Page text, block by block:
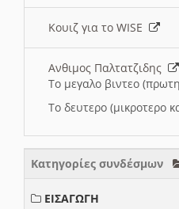
Κουιζ για το WISE
Ανθιμος Παλτατζιδης
Το μεγαλο βιντεο
Το δευτερο (μικροτερο
Κατηγορίες συνδέσμων
ΕΙΣΑΓΩΓΗ